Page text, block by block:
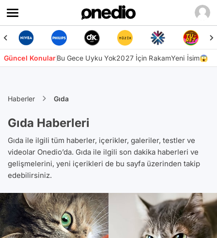
Güncel KonularBu Gece Uyku Yok2027 İçin RakamYeni İsim😱
Haberler Gıda
Gıda Haberleri
Gıda ile ilgili tüm haberler, içerikler, galeriler, testler ve
videolar Onedio’da. Gıda ile ilgili son dakika haberleri ve
gelişmelerini, yeni içerikleri de bu sayfa üzerinden takip
edebilirsiniz.